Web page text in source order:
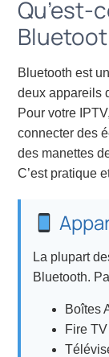
Qu’est-
Bluetooth est
deux appareils
Pour votre
connecter des
des manettes
C’est pratique
La plupart
Bluetooth.
Boîtes
Fire